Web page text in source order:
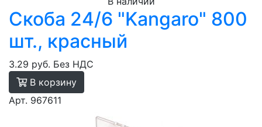
Скоба 24/6 "Kangaro" 800
шт., красный
3.29 руб. Без НДС
В корзину
Арт. 967611